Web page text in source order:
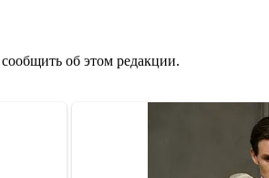
об этом редакции.